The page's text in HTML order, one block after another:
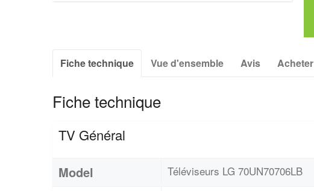
Fiche technique Vue d'ensemble Avis Acheter
Fiche technique
TV Général
Model Téléviseurs LG 70UN70706LB